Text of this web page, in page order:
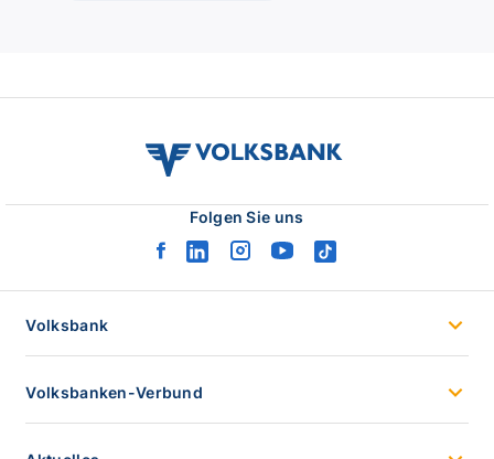
volksbank
Folgen Sie uns
facebook
linkedininstagram
youtubetiktok
Volksbank
Volksbanken-Verbund